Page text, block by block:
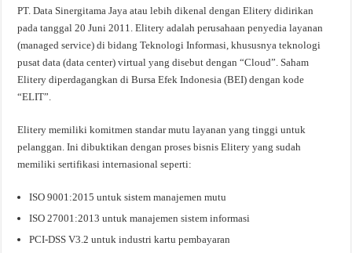
PT. Data Sinergitama Jaya atau lebih dikenal dengan Elitery didirikan
pada tanggal 20 Juni 2011. Elitery adalah perusahaan penyedia layanan
(managed service) di bidang Teknologi Informasi, khususnya teknologi
pusat data (data center) virtual yang disebut dengan “Cloud”. Saham
Elitery diperdagangkan di Bursa Efek Indonesia (BEI) dengan kode
“ELIT”.
Elitery memiliki komitmen standar mutu layanan yang tinggi untuk
pelanggan. Ini dibuktikan dengan proses bisnis Elitery yang sudah
memiliki sertifikasi internasional seperti:
ISO 9001:2015 untuk sistem manajemen mutu
ISO 27001:2013 untuk manajemen sistem informasi
PCI-DSS V3.2 untuk industri kartu pembayaran